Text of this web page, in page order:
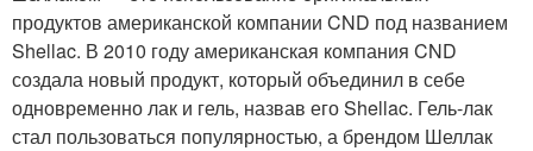
продуктов американской компании CND под названием
Shellac. В 2010 году американская компания CND
создала новый продукт, который объединил в себе
одновременно лак и гель, назвав его Shellac. Гель-лак
стал пользоваться популярностью, а брендом Шеллак